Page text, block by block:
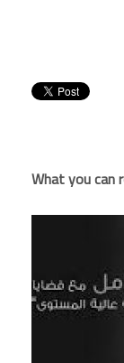
What you can